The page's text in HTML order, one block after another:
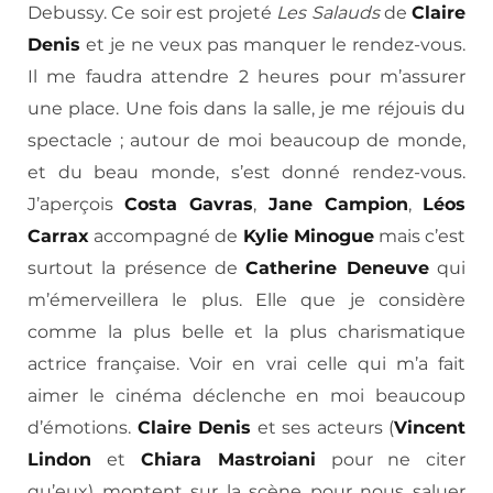
Debussy. Ce soir est projeté Les Salaudsde Claire
Denis et je ne veux pas manquer le rendez-vous.
Il me faudra attendre 2 heures pour m’assurer
une place. Une fois dans la salle, je me réjouis du
spectacle ; autour de moi beaucoup de monde,
et du beau monde, s’est donné rendez-vous.
J’aperçoisCosta Gavras, Jane Campion, Léos
Carrax accompagné de Kylie Minoguemais c’est
surtout la présence deCatherine Deneuvequi
m’émerveillera le plus. Elle que je considère
comme la plus belle et la plus charismatique
actrice française. Voir en vrai celle qui m’a fait
aimer le cinéma déclenche en moi beaucoup
d’émotions. Claire Denis et ses acteurs (Vincent
Lindon et Chiara Mastroiani pour ne citer